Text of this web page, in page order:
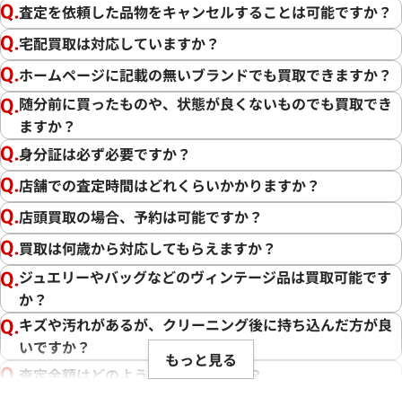
査定を依頼した品物をキャンセルすることは可能ですか？
宅配買取は対応していますか？
ホームページに記載の無いブランドでも買取できますか？
随分前に買ったものや、状態が良くないものでも買取でき
ますか？
身分証は必ず必要ですか？
店舗での査定時間はどれくらいかかりますか？
店頭買取の場合、予約は可能ですか？
買取は何歳から対応してもらえますか？
ジュエリーやバッグなどのヴィンテージ品は買取可能です
か？
キズや汚れがあるが、クリーニング後に持ち込んだ方が良
いですか？
査定金額はどのように決まりますか？
もっと見る